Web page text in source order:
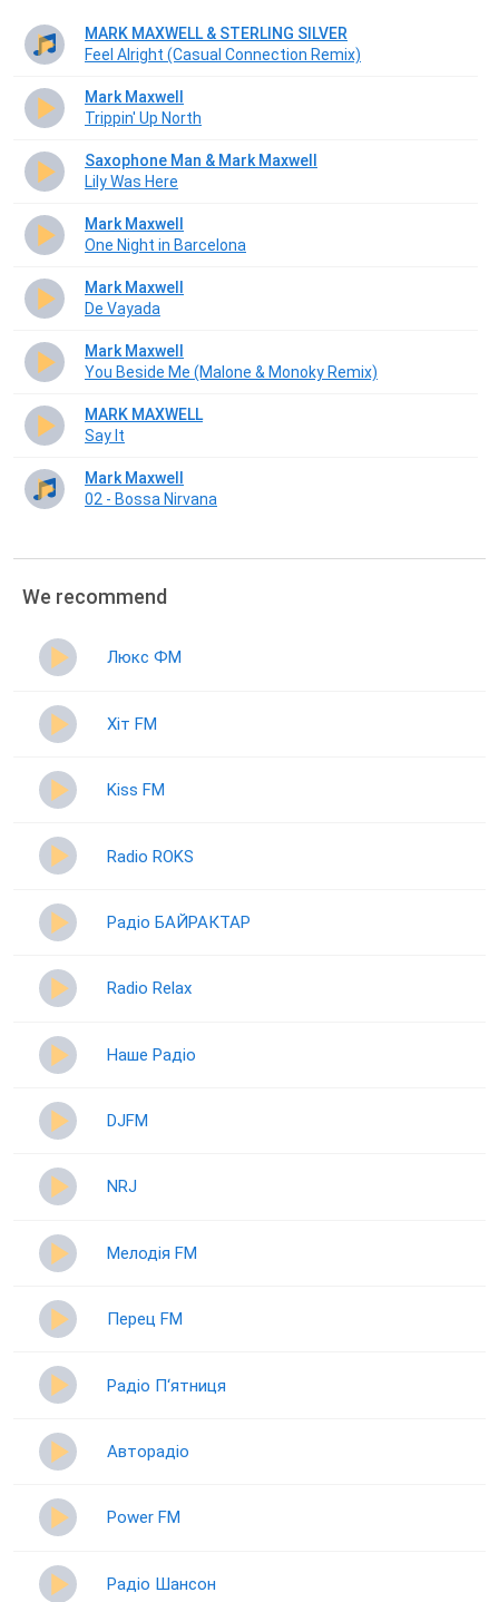
MARK MAXWELL & STERLING SILVER
Feel Alright (Casual Connection Remix)
Mark Maxwell
Trippin' Up North
Saxophone Man & Mark Maxwell
Lily Was Here
Mark Maxwell
One Night in Barcelona
Mark Maxwell
De Vayada
Mark Maxwell
You Beside Me (Malone & Monoky Remix)
MARK MAXWELL
Say It
Mark Maxwell
02 - Bossa Nirvana
We recommend
Люкс ФМ
Хіт FM
Kiss FM
Radio ROKS
Радіо БАЙРАКТАР
Radio Relax
Наше Радіо
DJFM
NRJ
Мелодія FM
Перец FM
Радіо П‘ятниця
Авторадіо
Power FM
Радіо Шансон